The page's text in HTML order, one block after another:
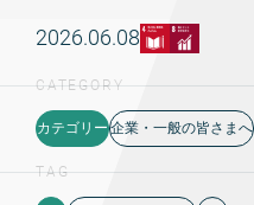
2026.06.08
CATEGORY
カテゴリー 企業・一般の皆さまへ
TAG